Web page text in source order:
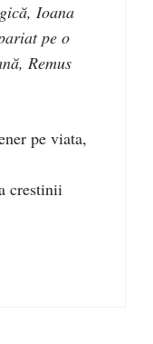
Ioana
pe o
Remus
pe viata,
crestinii